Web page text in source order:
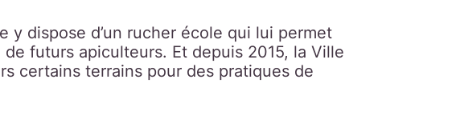
y dispose d’un rucher école qui lui permet
futurs apiculteurs. Et depuis 2015, la Ville
certains terrains pour des pratiques de